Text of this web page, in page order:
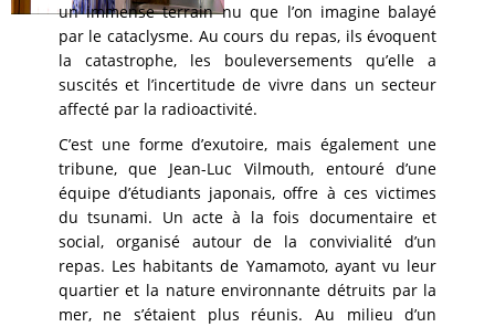
un immense terrain nu que l’on imagine balayé
par le cataclysme. Au cours du repas, ils évoquent
la catastrophe, les bouleversements qu’elle a
suscités et l’incertitude de vivre dans un secteur
affecté par la radioactivité.
C’est une forme d’exutoire, mais également une
tribune, que Jean-Luc Vilmouth, entouré d’une
équipe d’étudiants japonais, offre à ces victimes
du tsunami. Un acte à la fois documentaire et
social, organisé autour de la convivialité d’un
repas. Les habitants de Yamamoto, ayant vu leur
quartier et la nature environnante détruits par la
mer, ne s’étaient plus réunis. Au milieu d’un